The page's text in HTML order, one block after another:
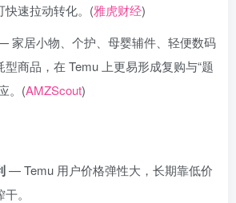
快速拉动转化。(雅虎财经)
家居小物、个护、母婴辅件、轻便数码
商品，在 Temu 上更易形成复购与“题
。(AMZScout)
— Temu 用户价格弹性大，长期靠低价
。